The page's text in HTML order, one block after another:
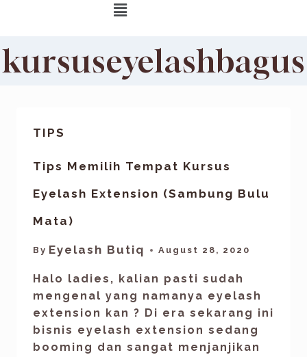
kursuseyelashbagus
TIPS
Tips Memilih Tempat Kursus
Eyelash Extension (Sambung Bulu
Mata)
By Eyelash Butiq August 28, 2020
Halo ladies, kalian pasti sudah
mengenal yang namanya eyelash
extension kan ? Di era sekarang ini
bisnis eyelash extension sedang
booming dan sangat menjanjikan